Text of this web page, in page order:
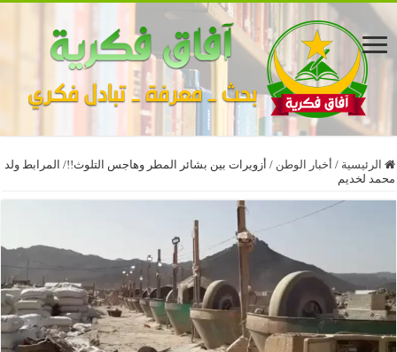
الرئيسية / أخبار الوطن / أزويرات بين بشائر المطر وهاجس التلوث!!/ المرابط ولد
محمد لخديم